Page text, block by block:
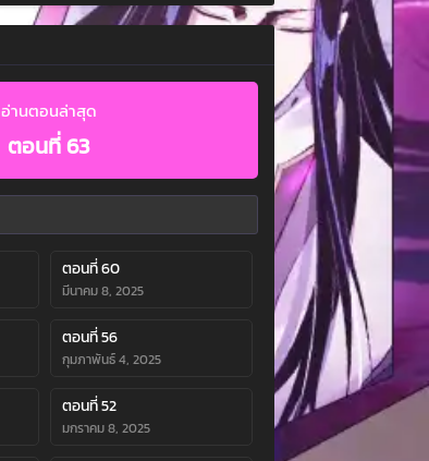
อ่านตอนล่าสุด
ตอนที่ 63
ตอนที่ 60
มีนาคม 8, 2025
ตอนที่ 56
กุมภาพันธ์ 4, 2025
ตอนที่ 52
มกราคม 8, 2025